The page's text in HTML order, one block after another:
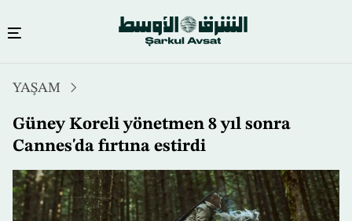
içeriğe
atla
YAŞAM
Güney Koreli yönetmen 8 yıl sonra
Cannes'da fırtına estirdi